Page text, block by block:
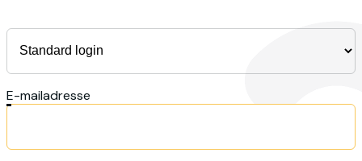
E-mailadresse